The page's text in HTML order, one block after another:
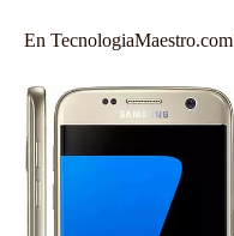
En TecnologiaMaestro.com